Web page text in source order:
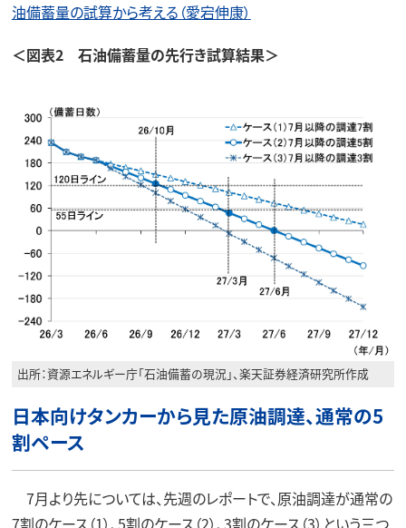
油備蓄量の試算から考える（愛宕伸康）
＜図表2 石油備蓄量の先行き試算結果＞
出所：資源エネルギー庁「石油備蓄の現況」、楽天証券経済研究所作成
日本向けタンカーから見た原油調達、通常の5
割ペース
7月より先については、先週のレポートで、原油調達が通常の
7割のケース（1）、5割のケース（2）、3割のケース（3）という三つ